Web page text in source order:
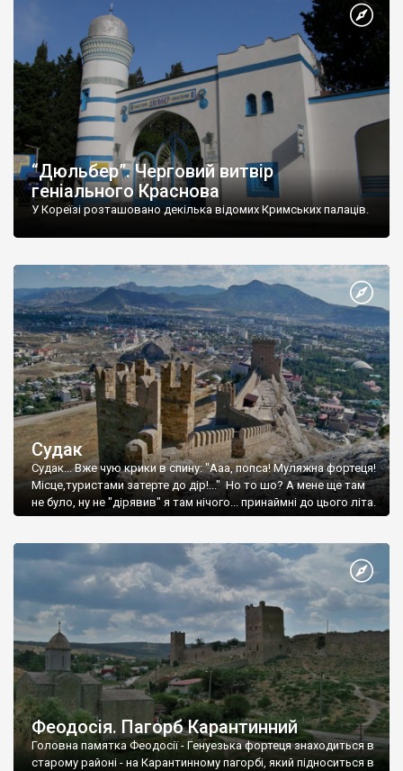
“Дюльбер”. Черговий витвір
геніального Краснова
У Кореїзі розташовано декілька відомих Кримських палаців.
Судак
Судак... Вже чую крики в спину: "Ааа, попса! Муляжна фортеця!
Місце,туристами затерте до дір!..." Но то шо? А мене ще там
не було, ну не "дірявив" я там нічого... принаймні до цього літа.
Феодосія. Пагорб Карантинний
Головна памятка Феодосії - Генуезька фортеця знаходиться в
старому районі - на Карантинному пагорбі, який підноситься в